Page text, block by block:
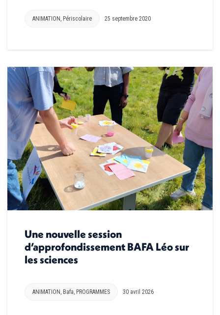
ANIMATION Périscolaire 25 septembre 2020
Une nouvelle session
d’approfondissement BAFA Léo sur
les sciences
ANIMATION , Bafa, PROGRAMMES 30 avril 2026